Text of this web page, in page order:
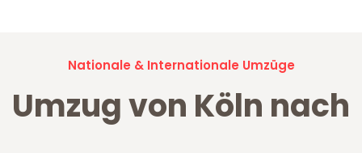
Nationale & Internationale Umzüge
Umzug von Köln nach